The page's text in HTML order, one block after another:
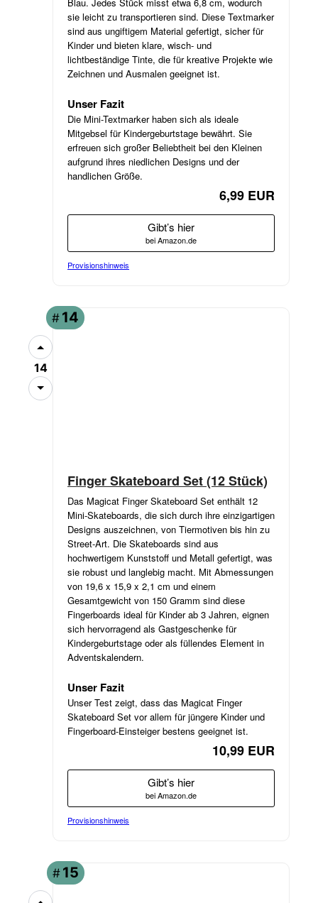
sie leicht zu transportieren sind. Diese Textmarker
sind aus ungiftigem Material gefertigt, sicher für
Kinder und bieten klare, wisch- und
lichtbeständige Tinte, die für kreative Projekte wie
Zeichnen und Ausmalen geeignet ist.
Unser Fazit
Die Mini-Textmarker haben sich als ideale
Mitgebsel für Kindergeburtstage bewährt. Sie
erfreuen sich großer Beliebtheit bei den Kleinen
aufgrund ihres niedlichen Designs und der
handlichen Größe.
6,99 EUR
Gibt’s hier
bei Amazon.de
Provisionshinweis
# 14
14
Finger Skateboard Set (12 Stück)
Das Magicat Finger Skateboard Set enthält 12
Mini-Skateboards, die sich durch ihre einzigartigen
Designs auszeichnen, von Tiermotiven bis hin zu
Street-Art. Die Skateboards sind aus
hochwertigem Kunststoff und Metall gefertigt, was
sie robust und langlebig macht. Mit Abmessungen
von 19,6 x 15,9 x 2,1 cm und einem
Gesamtgewicht von 150 Gramm sind diese
Fingerboards ideal für Kinder ab 3 Jahren, eignen
sich hervorragend als Gastgeschenke für
Kindergeburtstage oder als füllendes Element in
Adventskalendern.
Unser Fazit
Unser Test zeigt, dass das Magicat Finger
Skateboard Set vor allem für jüngere Kinder und
Fingerboard-Einsteiger bestens geeignet ist.
10,99 EUR
Gibt’s hier
bei Amazon.de
Provisionshinweis
# 15